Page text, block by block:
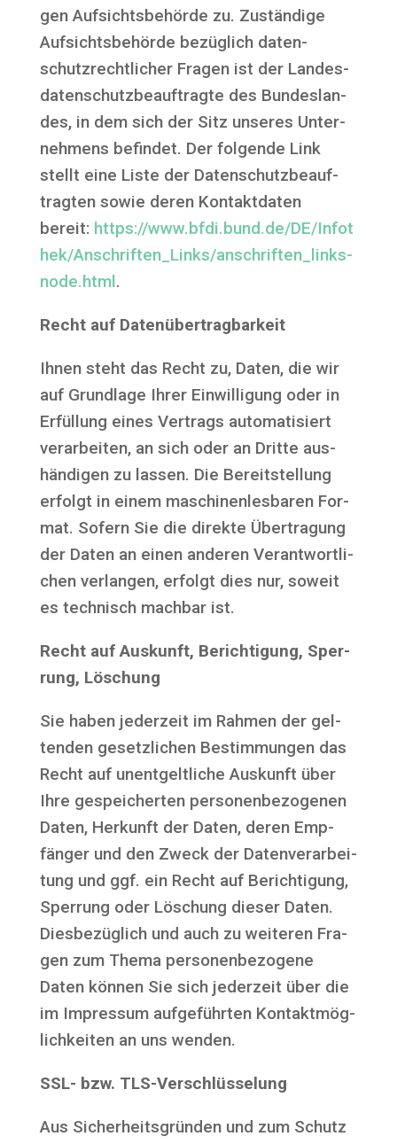
gen Auf­sichts­be­hör­de zu. Zustän­di­ge
Auf­sichts­be­hör­de bezüg­lich daten­
schutz­recht­li­cher Fra­gen ist der Lan­des­
da­ten­schutz­be­auf­trag­te des Bun­des­lan­
des, in dem sich der Sitz unse­res Unter­
neh­mens befin­det. Der fol­gen­de Link
stellt eine Lis­te der Daten­schutz­be­auf­
trag­ten sowie deren Kon­takt­da­ten
bereit: https://www.bfdi.bund.de/DE/Infot
hek/Anschriften_Links/anschriften_links-
node.html.
Recht auf Datenübertragbarkeit
Ihnen steht das Recht zu, Daten, die wir
auf Grund­la­ge Ihrer Ein­wil­li­gung oder in
Erfül­lung eines Ver­trags auto­ma­ti­siert
ver­ar­bei­ten, an sich oder an Drit­te aus­
hän­di­gen zu las­sen. Die Bereit­stel­lung
erfolgt in einem maschi­nen­les­ba­ren For­
mat. Sofern Sie die direk­te Über­tra­gung
der Daten an einen ande­ren Ver­ant­wort­li­
chen ver­lan­gen, erfolgt dies nur, soweit
es tech­nisch mach­bar ist.
Recht auf Aus­kunft, Berich­ti­gung, Sper­
rung, Löschung
Sie haben jeder­zeit im Rah­men der gel­
ten­den gesetz­li­chen Bestim­mun­gen das
Recht auf unent­gelt­li­che Aus­kunft über
Ihre gespei­cher­ten per­so­nen­be­zo­ge­nen
Daten, Her­kunft der Daten, deren Emp­
fän­ger und den Zweck der Daten­ver­ar­bei­
tung und ggf. ein Recht auf Berich­ti­gung,
Sper­rung oder Löschung die­ser Daten.
Dies­be­züg­lich und auch zu wei­te­ren Fra­
gen zum The­ma per­so­nen­be­zo­ge­ne
Daten kön­nen Sie sich jeder­zeit über die
im Impres­sum auf­ge­führ­ten Kon­takt­mög­
lich­kei­ten an uns wenden.
SSL- bzw. TLS-Verschlüsselung
Aus Sicher­heits­grün­den und zum Schutz